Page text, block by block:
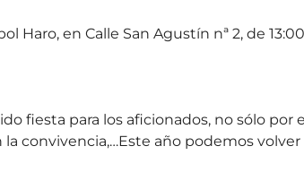
Haro, en Calle San Agustín nª 2, de
fiesta para los aficionados, no sólo
convivencia,…Este año podemos